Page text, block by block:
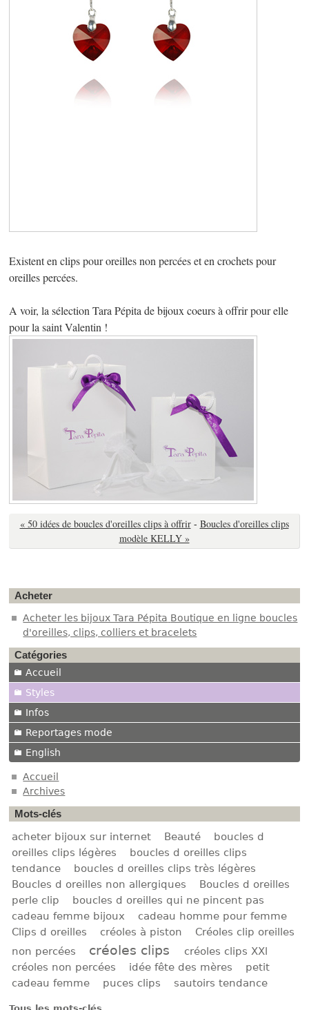
Existent en clips pour oreilles non percées et en crochets pour
oreilles percées.
A voir, la sélection Tara Pépita de bijoux coeurs à offrir pour elle
pour la saint Valentin !
« 50 idées de boucles d'oreilles clips à offrir - Boucles d'oreilles clips
modèle KELLY »
Acheter
Acheter les bijoux Tara Pépita Boutique en ligne boucles
d'oreilles, clips, colliers et bracelets
Catégories
Accueil
Styles
Infos
Reportages mode
English
Accueil
Archives
Mots-clés
acheter bijoux sur internet Beauté
boucles d
oreilles clips légères
boucles d oreilles clips
tendance
boucles d oreilles clips très légères
Boucles d oreilles non allergiques
Boucles d oreilles
perle clip
boucles d oreilles qui ne pincent pas
cadeau femme bijoux
cadeau homme pour femme
Clips d oreilles
créoles à piston
Créoles clip oreilles
non percées
créoles clips
créoles clips XXl
créoles non percées
idée fête des mères
petit
cadeau femme
puces clips sautoirs tendance